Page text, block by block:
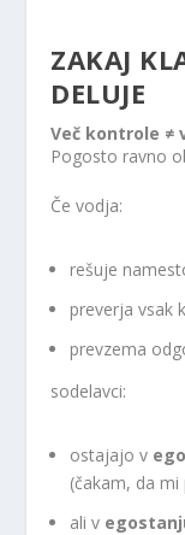
ZAKAJ
DELUJE
Več kontrole ≠
Pogosto ravno
Če vodja:
rešuje
preverja vsak
prevzema
sodelavci:
ostajajo v
(čakam, da mi
ali v